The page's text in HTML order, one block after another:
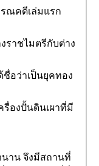
รณคดีเล่มแรก
ราชไมตรีกับต่าง
อว่าเป็นยุคทอง
รื่องปั้นดินเผาที่มี
นาน จึงมีสถานที่